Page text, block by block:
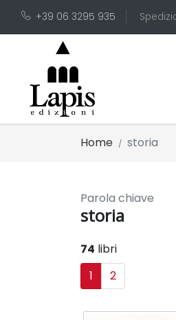
+39 06 3295 935
Home storia
Parola chiave
storia
74 libri
1
2